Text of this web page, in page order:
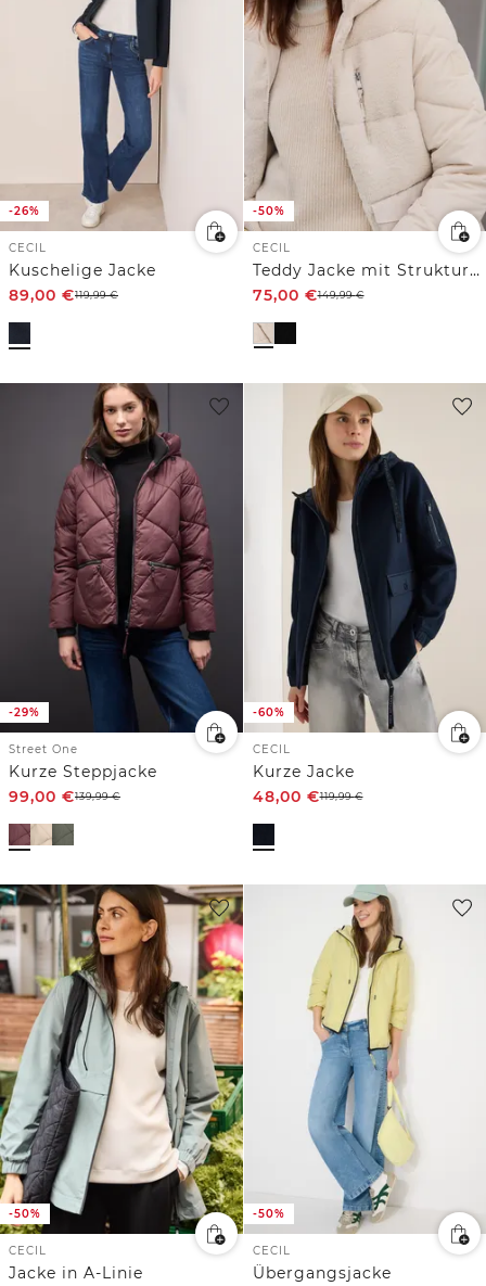
-26%
CECIL
Kuschelige Jacke
89,00 €119,99€
-50%
CECIL
Teddy Jacke mit Strukturmix
75,00 €149,99€
-29%
Street One
Kurze Steppjacke
99,00 €139,99€
-60%
CECIL
Kurze Jacke
48,00 €119,99€
-50%
CECIL
Jacke in A-Linie
-50%
CECIL
Übergangsjacke